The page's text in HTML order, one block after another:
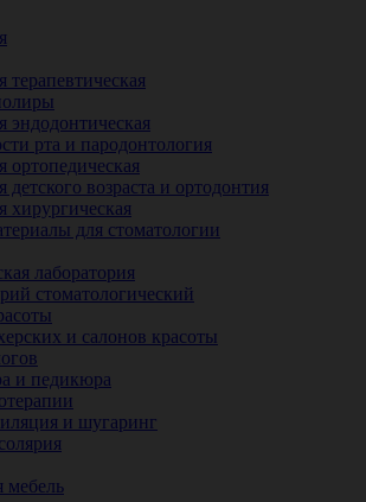
терапевтическая
эндодонтическая
рта и пародонтология
ортопедическая
детского возраста и ортодонтия
хирургическая
для стоматологии
лаборатория
стоматологический
и салонов красоты
и педикюра
и шугаринг
мебель